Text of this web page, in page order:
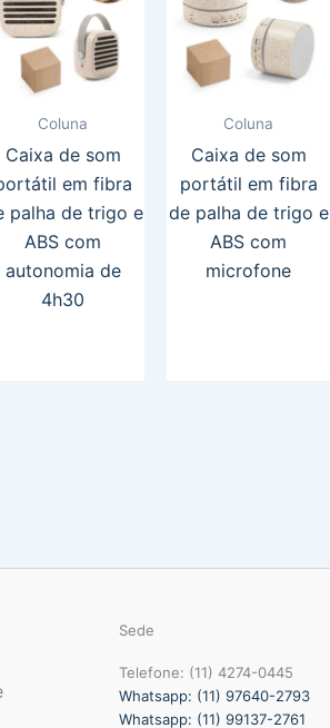
Coluna
Caixa de som
em fibra
palha de trigo e
ABS com
autonomia de
4h30
Coluna
Caixa de som
portátil em fibra
de palha de trigo e
ABS com
microfone
Sede
Telefone: (11) 4274-0445
Whatsapp: (11) 97640-2793
Whatsapp: (11) 99137-2761